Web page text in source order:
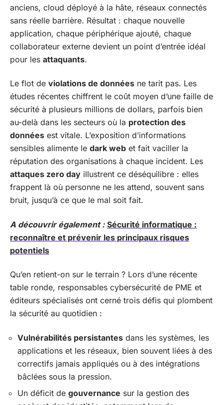
anciens, cloud déployé à la hâte, réseaux connectés
sans réelle barrière. Résultat : chaque nouvelle
application, chaque périphérique ajouté, chaque
collaborateur externe devient un point d’entrée idéal
pour les attaquants.
Le flot de violations de données ne tarit pas. Les
études récentes chiffrent le coût moyen d’une faille de
sécurité à plusieurs millions de dollars, parfois bien
au-delà dans les secteurs où la protection des
données est vitale. L’exposition d’informations
sensibles alimente le dark web et fait vaciller la
réputation des organisations à chaque incident. Les
attaques zero day illustrent ce déséquilibre : elles
frappent là où personne ne les attend, souvent sans
bruit, jusqu’à ce que le mal soit fait.
A découvrir également : Sécurité informatique :
reconnaître et prévenir les principaux risques
potentiels
Qu’en retient-on sur le terrain ? Lors d’une récente
table ronde, responsables cybersécurité de PME et
éditeurs spécialisés ont cerné trois défis qui plombent
la sécurité au quotidien :
Vulnérabilités persistantes dans les systèmes, les
applications et les réseaux, bien souvent liées à des
correctifs jamais appliqués ou à des intégrations
bâclées sous la pression.
Un déficit de gouvernance sur la gestion des